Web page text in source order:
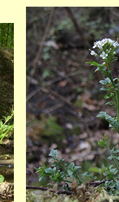
Bild